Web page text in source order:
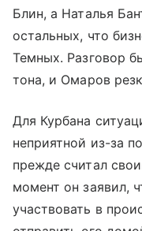
Блин, а Наталья
остальных, что
Темных. Разговор
тона, и Омаров
Для Курбана
неприятной из-за
прежде считал
момент он заявил,
участвовать в